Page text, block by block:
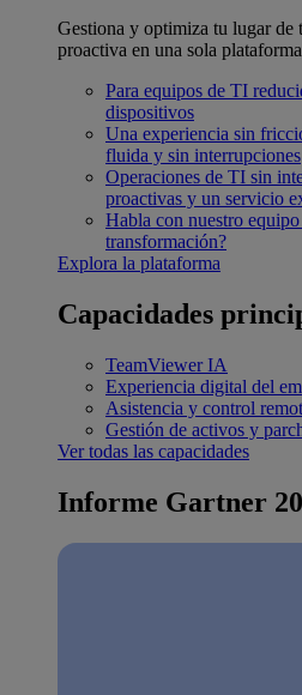
Gestiona y optimiza tu lugar de
proactiva en una sola
Para equipos de TI
dispositivos
Una experiencia sin
fluida y sin interrupciones
Operaciones de TI sin
proactivas y un servicio
Habla con nuestro equipo
transformación?
Explora la plataforma
Capacidades
TeamViewer IA
Experiencia digital del
Asistencia y control
Gestión de activos y
Ver todas las capacidades
Informe Gartner